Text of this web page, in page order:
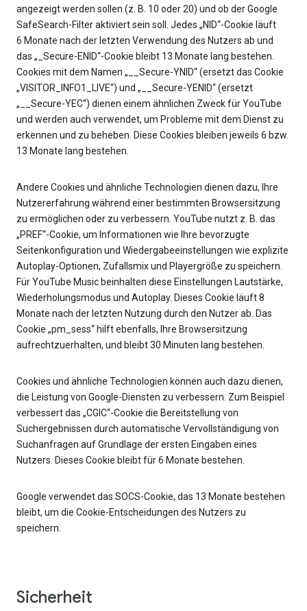
angezeigt werden sollen (z. B. 10 oder 20) und ob der Google
SafeSearch-Filter aktiviert sein soll. Jedes „NID“-Cookie läuft
6 Monate nach der letzten Verwendung des Nutzers ab und
das „_Secure-ENID“-Cookie bleibt 13 Monate lang bestehen.
Cookies mit dem Namen „__Secure-YNID“ (ersetzt das Cookie
„VISITOR_INFO1_LIVE“) und „__Secure-YENID“ (ersetzt
„__Secure-YEC“) dienen einem ähnlichen Zweck für YouTube
und werden auch verwendet, um Probleme mit dem Dienst zu
erkennen und zu beheben. Diese Cookies bleiben jeweils 6 bzw.
13 Monate lang bestehen.
Andere Cookies und ähnliche Technologien dienen dazu, Ihre
Nutzererfahrung während einer bestimmten Browsersitzung
zu ermöglichen oder zu verbessern. YouTube nutzt z. B. das
„PREF“-Cookie, um Informationen wie Ihre bevorzugte
Seitenkonfiguration und Wiedergabeeinstellungen wie explizite
Autoplay-Optionen, Zufallsmix und Playergröße zu speichern.
Für YouTube Music beinhalten diese Einstellungen Lautstärke,
Wiederholungsmodus und Autoplay. Dieses Cookie läuft 8
Monate nach der letzten Nutzung durch den Nutzer ab. Das
Cookie „pm_sess“ hilft ebenfalls, Ihre Browsersitzung
aufrechtzuerhalten, und bleibt 30 Minuten lang bestehen.
Cookies und ähnliche Technologien können auch dazu dienen,
die Leistung von Google-Diensten zu verbessern. Zum Beispiel
verbessert das „CGIC“-Cookie die Bereitstellung von
Suchergebnissen durch automatische Vervollständigung von
Suchanfragen auf Grundlage der ersten Eingaben eines
Nutzers. Dieses Cookie bleibt für 6 Monate bestehen.
Google verwendet das SOCS-Cookie, das 13 Monate bestehen
bleibt, um die Cookie-Entscheidungen des Nutzers zu
speichern.
Sicherheit